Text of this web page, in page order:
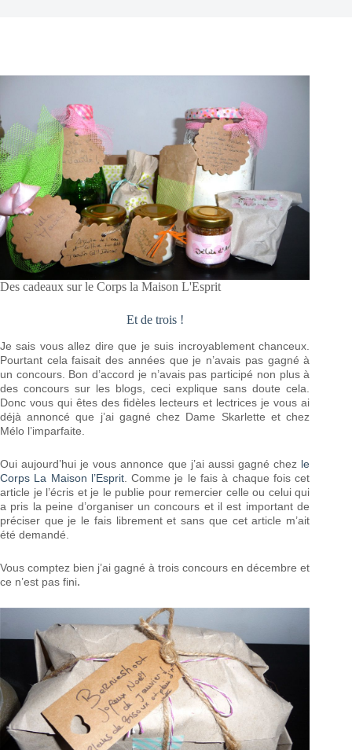
Des cadeaux sur le Corps la Maison L'Esprit
Et de trois !
Je sais vous allez dire que je suis incroyablement chanceux.
Pourtant cela faisait des années que je n’avais pas gagné à
un concours. Bon d’accord je n’avais pas participé non plus à
des concours sur les blogs, ceci explique sans doute cela.
Donc vous qui êtes des fidèles lecteurs et lectrices je vous ai
déjà annoncé que j’ai gagné chez Dame Skarlette et chez
Mélo l’imparfaite.
Oui aujourd’hui je vous annonce que j’ai aussi gagné chez le
Corps La Maison l’Esprit. Comme je le fais à chaque fois cet
article je l’écris et je le publie pour remercier celle ou celui qui
a pris la peine d’organiser un concours et il est important de
préciser que je le fais librement et sans que cet article m’ait
été demandé.
Vous comptez bien j’ai gagné à trois concours en décembre et
ce n’est pas fini.